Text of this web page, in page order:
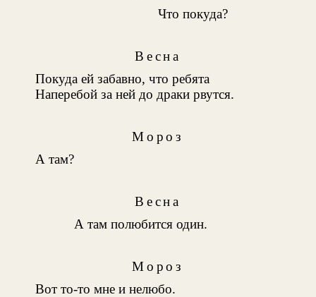
Что покуда?
Весна
Покуда ей забавно, что ребята
Наперебой за ней до драки рвутся.
Мороз
А там?
Весна
А там полюбится один.
Мороз
Вот то-то мне и нелюбо.